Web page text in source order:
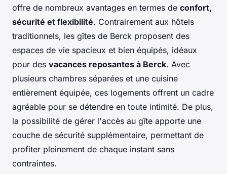
offre de nombreux avantages en termes de confort,
sécurité et flexibilité. Contrairement aux hôtels
traditionnels, les gîtes de Berck proposent des
espaces de vie spacieux et bien équipés, idéaux
pour des vacances reposantes à Berck. Avec
plusieurs chambres séparées et une cuisine
entièrement équipée, ces logements offrent un cadre
agréable pour se détendre en toute intimité. De plus,
la possibilité de gérer l'accès au gîte apporte une
couche de sécurité supplémentaire, permettant de
profiter pleinement de chaque instant sans
contraintes.